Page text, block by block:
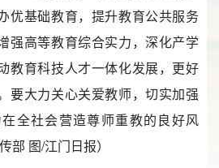
优基础教育，提升教育公共服务
强高等教育综合实力，深化产学
教育科技人才一体化发展，更好
要大力关心关爱教师，切实加强
全社会营造尊师重教的良好风
部 图/江门日报）